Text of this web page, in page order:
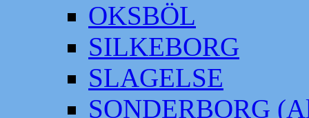
OKSBÖL
SILKEBORG
SLAGELSE
SONDERBORG